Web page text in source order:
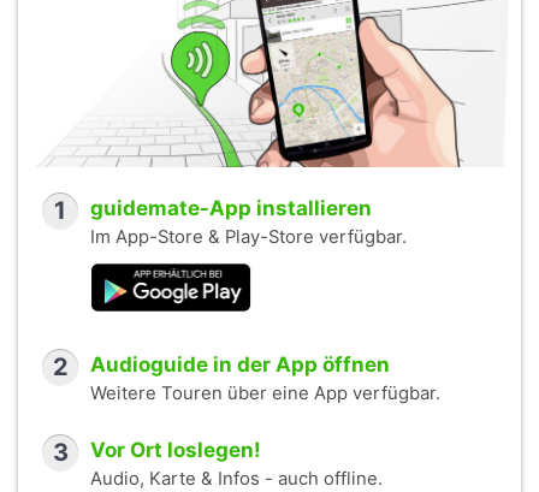
1 guidemate-App installieren
Im App-Store & Play-Store verfügbar.
2 Audioguide in der App öffnen
Weitere Touren über eine App verfügbar.
3 Vor Ort loslegen!
Audio, Karte & Infos - auch offline.